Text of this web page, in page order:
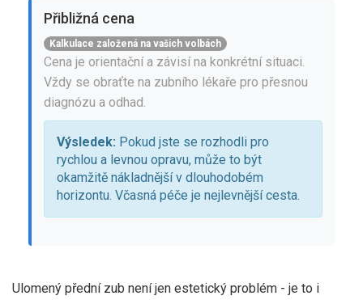
Přibližná cena
Kalkulace založená na vašich volbách
Cena je orientační a závisí na konkrétní situaci.
Vždy se obraťte na zubního lékaře pro přesnou
diagnózu a odhad.
Výsledek: Pokud jste se rozhodli pro
rychlou a levnou opravu, může to být
okamžitě nákladnější v dlouhodobém
horizontu. Včasná péče je nejlevnější cesta.
Ulomený přední zub není jen estetický problém - je to i